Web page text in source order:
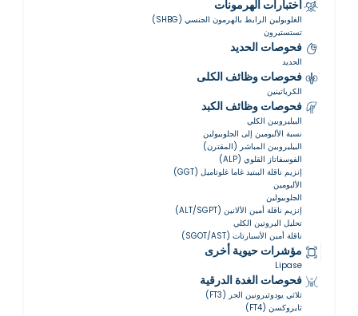
اختبارات الهرمونات
الغلوبولين الرابط بالهرمون الجنسي (SHBG)
تستستيرون
فحوصات الحديد
الحديد
فحوصات وظائف الكلى
الكرياتينين
فحوصات وظائف الكبد
البيليروبين الكلي
نسبة الألبومين إلى الجلوبيولين
البيليروبين المباشر (المقترن)
الفوسفاتاز القلوي (ALP)
إنزيم ناقلة الببتيد غاما غلوتاميل (GGT)
الألبومين
الجلوبيولين
إنزيم ناقلة أمين الألانين (ALT/SGPT)
تحليل البروتين الكلي
ناقلة أمين الأسبارتات (SGOT/AST)
مؤشرات حيوية أخرى
Lipase
فحوصات الغدة الدرقية
ثلاثي يودوثيرونين الحر (FT3)
ثايروكسن (FT4)